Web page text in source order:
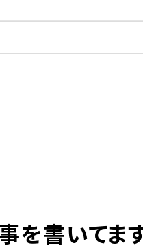
を書いてま